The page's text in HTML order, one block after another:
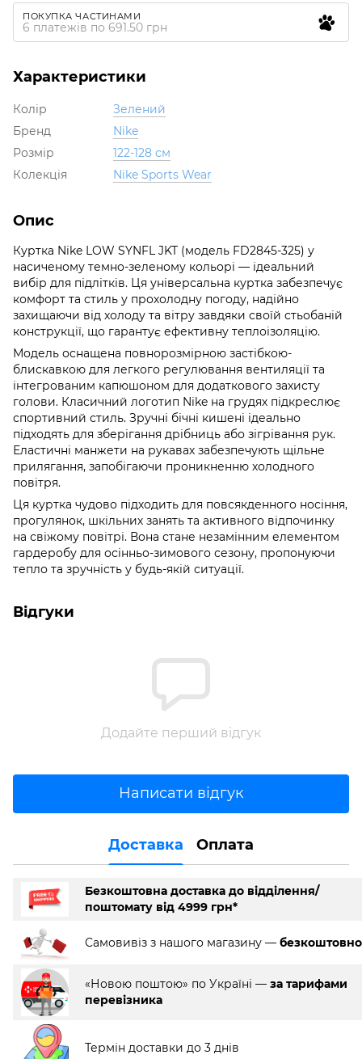
ПОКУПКА ЧАСТИНАМИ
6 платежів по 691.50 грн
Характеристики
Колір
Зелений
Бренд
Nike
Розмір
122-128 см
Колекція
Nike Sports Wear
Опис
Куртка Nike LOW SYNFL JKT (модель FD2845-325) у
насиченому темно-зеленому кольорі — ідеальний
вибір для підлітків. Ця універсальна куртка забезпечує
комфорт та стиль у прохолодну погоду, надійно
захищаючи від холоду та вітру завдяки своїй стьобаній
конструкції, що гарантує ефективну теплоізоляцію.
Модель оснащена повнорозмірною застібкою-
блискавкою для легкого регулювання вентиляції та
інтегрованим капюшоном для додаткового захисту
голови. Класичний логотип Nike на грудях підкреслює
спортивний стиль. Зручні бічні кишені ідеально
підходять для зберігання дрібниць або зігрівання рук.
Еластичні манжети на рукавах забезпечують щільне
прилягання, запобігаючи проникненню холодного
повітря.
Ця куртка чудово підходить для повсякденного носіння,
прогулянок, шкільних занять та активного відпочинку
на свіжому повітрі. Вона стане незамінним елементом
гардеробу для осінньо-зимового сезону, пропонуючи
тепло та зручність у будь-якій ситуації.
Відгуки
Додайте перший відгук
Написати відгук
Доставка Оплата
Безкоштовна доставка до відділення/
поштомату від 4999 грн*
Самовивіз з нашого магазину — безкоштовно
«Новою поштою» по Україні — за тарифами
перевізника
Термін доставки до 3 днів